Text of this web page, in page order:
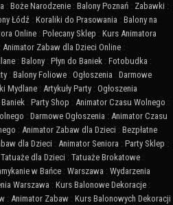
: Boże Narodzenie : Balony Poznań : Zabawki :
Łódź : Koraliki do Prasowania : Balony na
Online : Polecany Sklep : Kurs Animatora
Animator Zabaw dla Dzieci Online :
: Balony : Płyn do Baniek : Fotobudka :
: Balony Foliowe : Ogłoszenia : Darmowe
Mydlane : Artykuły Party : Ogłoszenia
Baniek : Party Shop : Animator Czasu Wolnego :
: Darmowe Ogłoszenia : Animator Czasu
: Animator Zabaw dla Dzieci : Bezpłatne
dla Dzieci : Animator Seniora : Party Sklep :
Tatuaże dla Dzieci : Tatuaże Brokatowe :
w Bańce : Warszawa : Wydarzenia
Warszawa : Kurs Balonowe Dekoracje :
: Animator Zabaw : Kurs Balonowych Dekoracji